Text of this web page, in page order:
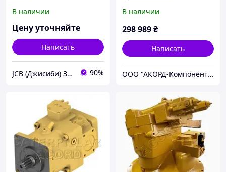
В наличии
Цену уточняйте
Написать
JCB (Джисиби) Запчасти - Сервис - Ремонт спецтехники 90%
В наличии
298 989₴
Написать
ООО "АКОРД-Компонент репаир"